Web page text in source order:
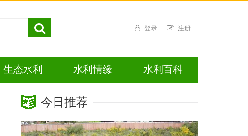
登录 注册
生态水利 水利情缘 水利百科
今日推荐